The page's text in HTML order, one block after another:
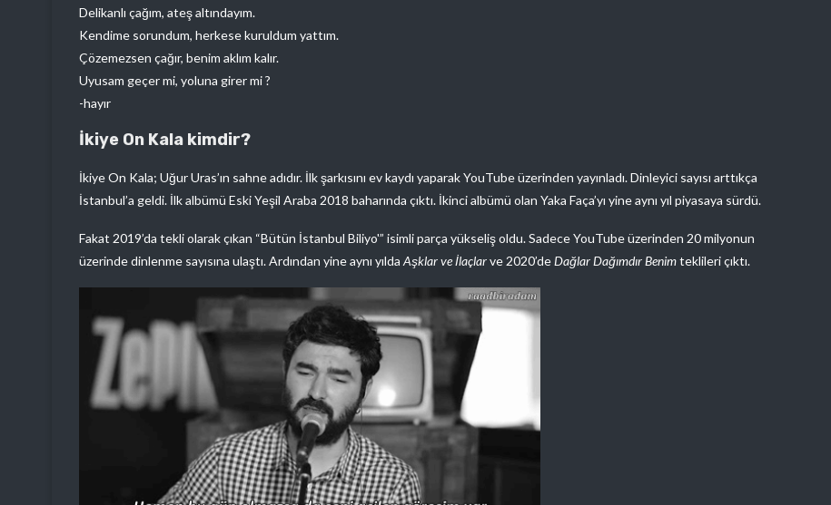
Delikanlı çağım, ateş altındayım.
Kendime sorundum, herkese kuruldum yattım.
Çözemezsen çağır, benim aklım kalır.
Uyusam geçer mi, yoluna girer mi ?
-hayır
İkiye On Kala kimdir?
İkiye On Kala; Uğur Uras’ın sahne adıdır. İlk şarkısını ev kaydı yaparak YouTube üzerinden yayınladı. Dinleyici sayısı arttıkça
İstanbul’a geldi. İlk albümü Eski Yeşil Araba 2018 baharında çıktı. İkinci albümü olan Yaka Faça’yı yine aynı yıl piyasaya sürdü.
Fakat 2019’da tekli olarak çıkan “Bütün İstanbul Biliyo'” isimli parça yükseliş oldu. Sadece YouTube üzerinden 20 milyonun
üzerinde dinlenme sayısına ulaştı. Ardından yine aynı yılda Aşklar ve İlaçlarve 2020’deDağlar Dağımdır Benimteklileri çıktı.